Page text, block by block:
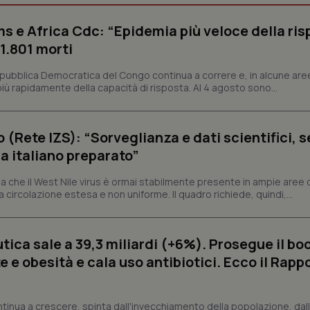
e Africa Cdc: “Epidemia più veloce della
morti
Democratica del Congo continua a correre e, in alcune
rapidamente della capacità di risposta. Al 4 agosto sono...
(Rete IZS): “Sorveglianza e dati scientifici,
italiano preparato”
che il West Nile virus è ormai stabilmente presente in ampie aree
estesa e non uniforme. Il quadro richiede, quindi,...
sale a 39,3 miliardi (+6%). Prosegue il
e obesità e cala uso antibiotici. Ecco il
a crescere, spinta dall'invecchiamento della popolazione,
Necessari Statistici Marketing
del sito. Il sito web non è in grado di funzionare correttamente senza questi
Dominio Scadenza
Descrizione
interazione con il sito. Registra i
del visitatore riguardo a varie
CookieScript
www.quotidianosanita.it
5 mesi 3
settimane
Questo cookie viene utilizzato
Script.com per ricordare le
www.quotidianosanita.it
4
settimane
2 giorni
Questo cookie è impostato
abilitare il sistema di tracking
2 giorni